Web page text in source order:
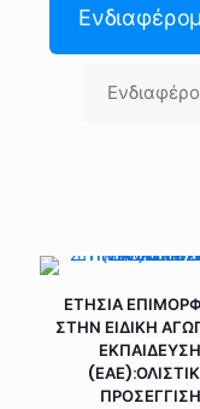
ΕΤΗΣΙΑ
ΣΤΗΝ ΕΙΔΙΚΗ
ΕΚΠΑΙΔΕΥΣΗ
ΠΡΟΣΕΓΓΙΣΗ